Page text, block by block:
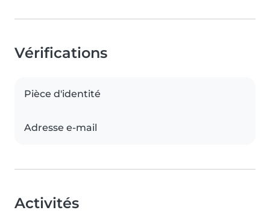
Vérifications
Pièce d'identité
Adresse e-mail
Activités